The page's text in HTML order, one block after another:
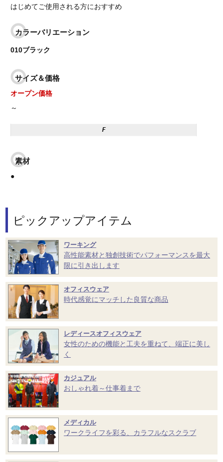
はじめてご使用される方におすすめ
カラーバリエーション
010ブラック
サイズ＆価格
オープン価格
～
F
素材
●
ピックアップアイテム
ワーキング
高性能素材と独創技術でパフォーマンスを最大
限に引き出します
オフィスウェア
時代感覚にマッチした良質な商品
レディースオフィスウェア
女性のための機能と工夫を重ねて、端正に美し
く
カジュアル
おしゃれ着～仕事着まで
メディカル
ワークライフを彩る、カラフルなスクラブ